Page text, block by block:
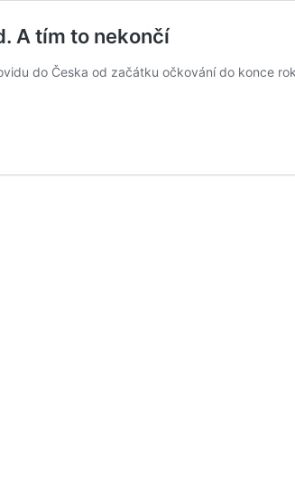
A tím to nekončí
do Česka od začátku očkování do konce